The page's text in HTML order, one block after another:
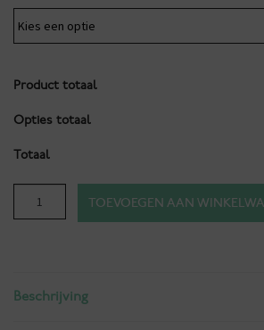
Product totaal
Opties totaal
Totaal
shopper
TOEVOEGEN AAN
Beschrijving